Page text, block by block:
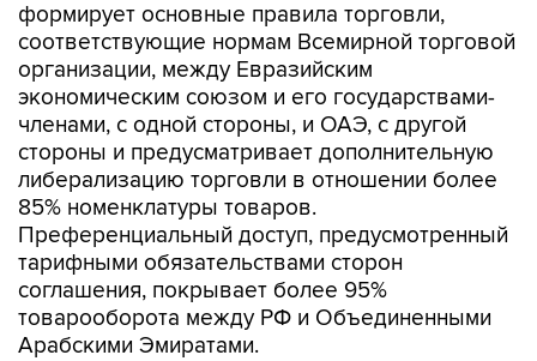
формирует основные правила торговли,
соответствующие нормам Всемирной торговой
организации, между Евразийским
экономическим союзом и его государствами-
членами, с одной стороны, и ОАЭ, с другой
стороны и предусматривает дополнительную
либерализацию торговли в отношении более
85% номенклатуры товаров.
Преференциальный доступ, предусмотренный
тарифными обязательствами сторон
соглашения, покрывает более 95%
товарооборота между РФ и Объединенными
Арабскими Эмиратами.